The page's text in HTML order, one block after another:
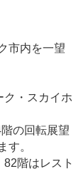
市内を一望
ク・スカイホ
の回転展望
す。
階はレスト